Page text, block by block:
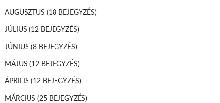
AUGUSZTUS (18 BEJEGYZÉS)
JÚLIUS (12 BEJEGYZÉS)
JÚNIUS (8 BEJEGYZÉS)
MÁJUS (12 BEJEGYZÉS)
ÁPRILIS (12 BEJEGYZÉS)
MÁRCIUS (25 BEJEGYZÉS)